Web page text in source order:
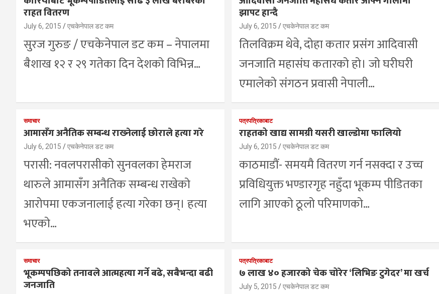
राहत वितरण
July 6, 2015 एचकेनेपाल डट कम
सुरज गुरुङ / एचकेनेपाल डट कम – नेपालमा
बैशाख १२ र २९ गतेका दिन देशको विभिन्न…
झापट हान्दै
July 6, 2015 एचकेनेपाल डट कम
तिलविक्रम थेवे, दोहा कतार प्रसंग आदिवासी
जनजाति महासंघ कतारको हो। जो घरीघरी
एमालेको संगठन प्रवासी नेपाली…
समाचार
आमासँग अनैतिक सम्बन्ध राख्‍नेलाई छोराले हत्या गरे
July 6, 2015 एचकेनेपाल डट कम
परासी: नवलपरासीको सुनवलका हेमराज
थारुले आमासँग अनैतिक सम्बन्ध राखेको
आरोपमा एकजनालाई हत्या गरेका छन्। हत्या
भएको…
पत्रपत्रिकाबाट
राहतको खाद्य सामग्री यसरी खाल्डोमा फालियो
July 6, 2015 एचकेनेपाल डट कम
काठमाडौं- समयमै वितरण गर्न नसक्दा र उच्च
प्रविधियुक्त भण्डारगृह नहुँदा भूकम्प पीडितका
लागि आएको ठूलो परिमाणको…
समाचार
भूकम्पपछिको तनावले आत्महत्या गर्ने बढे, सबैभन्दा बढी
जनजाति
पत्रपत्रिकाबाट
७ लाख ४० हजारको चेक चोरेर ‘लिभिङ टुगेदर’ मा खर्च
July 5, 2015 एचकेनेपाल डट कम